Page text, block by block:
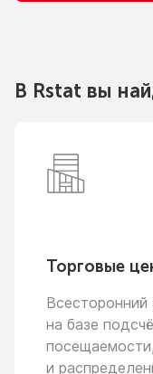
В Rstat вы
Торговые
Всесторонний
на базе
и